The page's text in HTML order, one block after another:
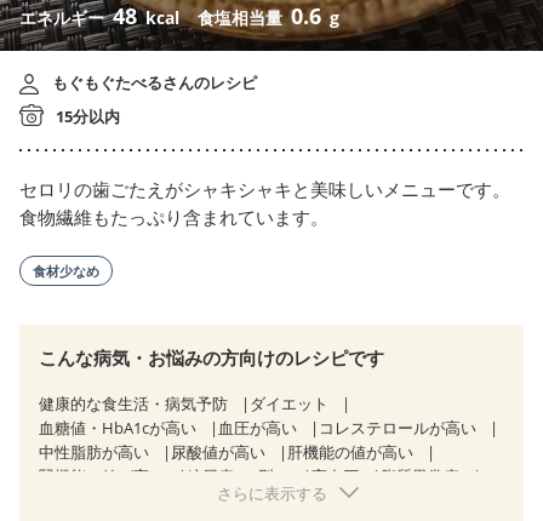
エネルギー48 kcal 食塩相当量0.6 g
もぐもぐたべるさんのレシピ
15分以内
セロリの歯ごたえがシャキシャキと美味しいメニューです。
食物繊維もたっぷり含まれています。
食材少なめ
こんな病気・お悩みの方向けのレシピです
健康的な食生活・病気予防
ダイエット
血糖値・HbA1cが高い
血圧が高い
コレステロールが高い
中性脂肪が高い
尿酸値が高い
肝機能の値が高い
腎機能の値が高い
糖尿病（2型） 高血圧
脂質異常症
狭心症 心筋梗塞
さらに表示する